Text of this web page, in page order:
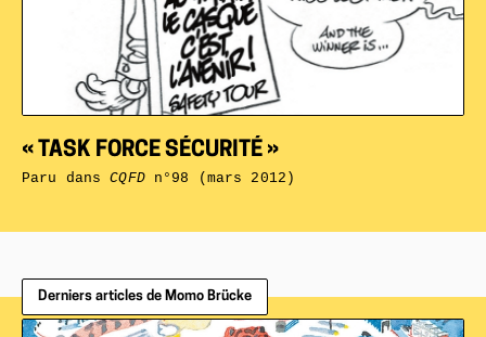
« TASK FORCE SÉCURITÉ »
Paru dansCQFDn°98 (mars 2012)
Derniers articles de Momo Brücke